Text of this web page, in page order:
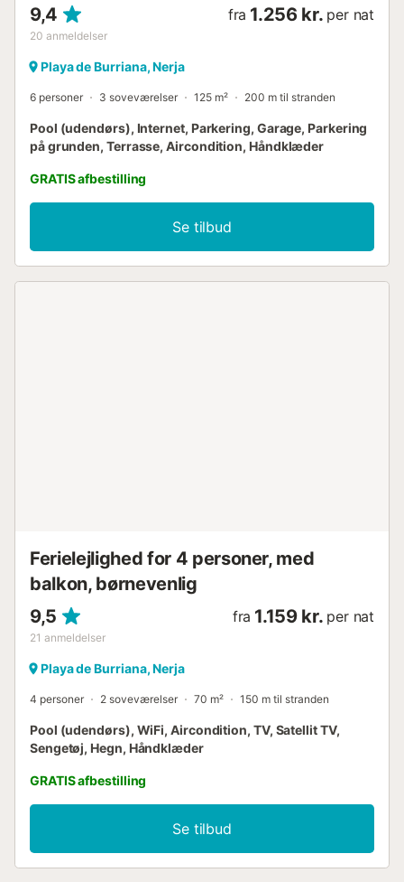
9,4
20 anmeldelser
fra 1.256 kr. per nat
Playa de Burriana, Nerja
6 personer 3 soveværelser 125 m² 200 m til stranden
Pool (udendørs), Internet, Parkering, Garage, Parkering
på grunden, Terrasse, Aircondition, Håndklæder
GRATIS afbestilling
Se tilbud
Ferielejlighed for 4 personer, med
balkon, børnevenlig
9,5
21 anmeldelser
fra 1.159 kr. per nat
Playa de Burriana, Nerja
4 personer 2 soveværelser 70 m² 150 m til stranden
Pool (udendørs), WiFi, Aircondition, TV, Satellit TV,
Sengetøj, Hegn, Håndklæder
GRATIS afbestilling
Se tilbud